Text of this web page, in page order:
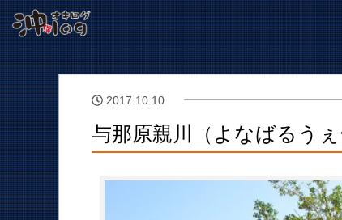
2017.10.10
与那原親川（よなばるう